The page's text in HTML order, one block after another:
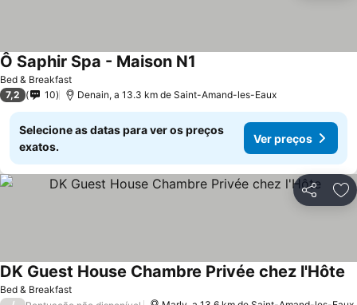
Bed & Breakfast
Ô Saphir Spa - Maison N1
7,2 10 Denain, a 13.3 km de Saint-Amand-les-Eaux
Selecione as datas para ver os preços
exatos.
Ver preços
Partilhar
Bed & Breakfast
DK Guest House Chambre Privée chez l'Hôte